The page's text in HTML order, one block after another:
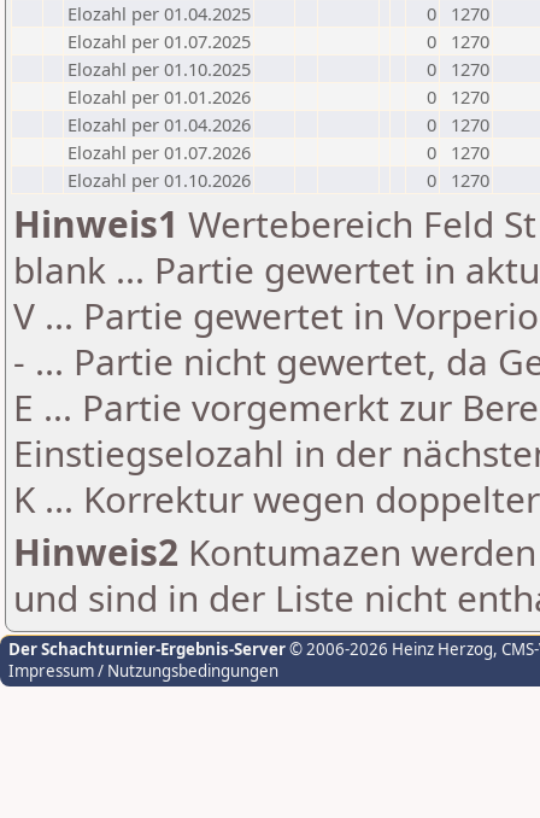
Elozahl per 01.04.2025
0
1270
Elozahl per 01.07.2025
0
1270
Elozahl per 01.10.2025
0
1270
Elozahl per 01.01.2026
0
1270
Elozahl per 01.04.2026
0
1270
Elozahl per 01.07.2026
0
1270
Elozahl per 01.10.2026
0 1270
Hinweis1 Wertebereich Feld
blank ... Partie gewertet in
V ... Partie gewertet in
- ... Partie nicht gewertet, da
E ... Partie vorgemerkt zur
Einstiegselozahl in der
K ... Korrektur wegen
Hinweis2 Kontumazen
und sind in der Liste nicht
Der Schachturnier-Ergebnis-Server© 2006-2026 Heinz Herzog,
Impressum / Nutzungsbedingungen